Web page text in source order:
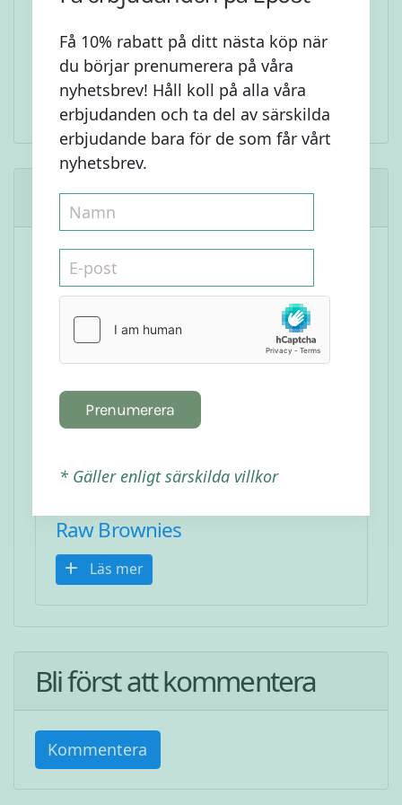
Liknande Recept
Raw Brownies
Läs mer
Bli först att kommentera
Kommentera
Få 10% rabatt på ditt nästa köp när
du börjar prenumerera på våra
nyhetsbrev! Håll koll på alla våra
erbjudanden och ta del av särskilda
erbjudande bara för de som får vårt
nyhetsbrev.
Prenumerera
* Gäller enligt särskilda villkor